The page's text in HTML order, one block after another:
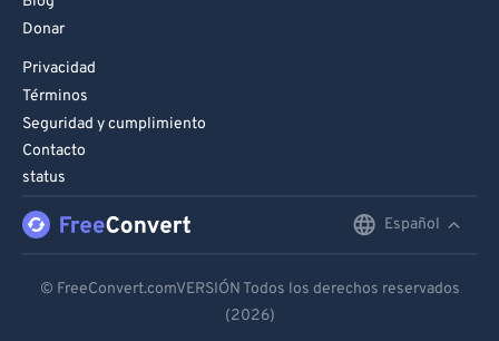
Donar
Privacidad
Términos
Seguridad y cumplimiento
Contacto
status
Español
Español
© FreeConvert.comVERSIÓN Todos los derechos reservados
(2026)